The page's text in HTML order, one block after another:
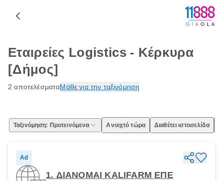
Εταιρείες Logistics - Κέρκυρα
[Δήμος]
2 αποτελέσματαΜάθε για την ταξινόμηση
Ταξινόμηση: Προτεινόμενα Ανοιχτό τώρα Διαθέτει ιστοσελίδα
Ad
1. ΔΙΑΝΟΜΑΙ KALIFARM ΕΠΕ